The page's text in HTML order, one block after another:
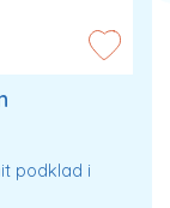
podklad i